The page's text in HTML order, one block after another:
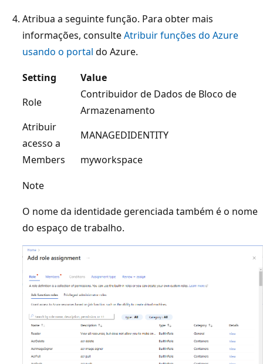
Atribua a seguinte função. Para obter mais
informações, consulteAtribuir funções do Azure
usando o portal do Azure.
Setting
Value
Role
Contribuidor de Dados de Bloco de
Armazenamento
Atribuir
acesso a
MANAGEDIDENTITY
Members
myworkspace
Note
O nome da identidade gerenciada também é o nome
do espaço de trabalho.